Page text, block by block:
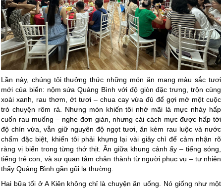
Lần này, chúng tôi thưởng thức những món ăn mang màu sắc tươi
mới của biển: nộm sứa Quảng Bình với độ giòn đặc trưng, trộn cùng
xoài xanh, rau thơm, ớt tươi – chua cay vừa đủ để gợi mở một cuộc
trò chuyện rôm rả. Nhưng món khiến tôi nhớ mãi là mực nhảy hấp
cuốn rau muống – nghe đơn giản, nhưng cái cách mực được hấp tới
độ chín vừa, vẫn giữ nguyên độ ngọt tươi, ăn kèm rau luộc và nước
chấm đặc biệt, khiến tôi phải khựng lại vài giây chỉ để cảm nhận rõ
ràng vị biển trong từng thớ thịt. Ăn giữa khung cảnh ấy – tiếng sóng,
tiếng trẻ con, và sự quan tâm chân thành từ người phục vụ – tự nhiên
thấy Quảng Bình gần gũi lạ thường.
Hai bữa tối ở A Kiên không chỉ là chuyện ăn uống. Nó giống như một